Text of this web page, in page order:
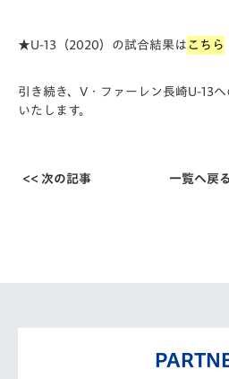
★U-13（2020）の試合結果は こちら
引き続き、V・ファーレン長崎U-13
いたします。
<< 次の記事 一覧へ戻る